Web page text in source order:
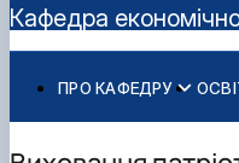
Кафедра
ПРО КАФЕДРУ
Історія кафедри
Бакалаврат
Про наукову